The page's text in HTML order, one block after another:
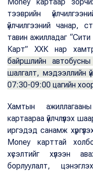
тээврийн
үйлчилгээний чанар,
тавин ажилладаг
Карт” ХХК нар
байршлийн
шалгалт, мэдээллийн
07:30-09:00 цагийн
Хамтын
картаараа үйлчлүүлэх
иргэдэд санамж
Money карттай
хүсэлтийг хүлээн
борлуулалт,